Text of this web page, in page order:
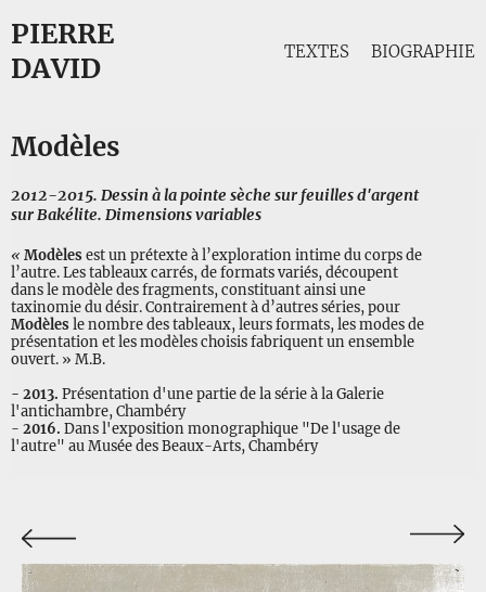
PIERRE
DAVID
TEXTES BIOGRAPHIE
Modèles
2012-2015. Dessin à la pointe sèche sur feuilles d'argent
sur Bakélite. Dimensions variables
« Modèlesest un prétexte à l’exploration intime du corps de
l’autre. Les tableaux carrés, de formats variés, découpent
dans le modèle des fragments, constituant ainsi une
taxinomie du désir. Contrairement à d’autres séries, pour
Modèlesle nombre des tableaux, leurs formats, les modes de
présentation et les modèles choisis fabriquent un ensemble
ouvert. » M.B.
- 2013. Présentation d'une partie de la série à la Galerie
l'antichambre, Chambéry
- 2016. Dans l'exposition monographique "De l'usage de
l'autre" au Musée des Beaux-Arts, Chambéry